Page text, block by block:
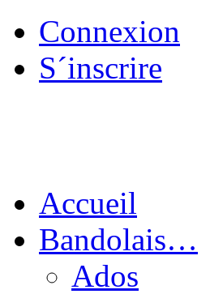
Connexion
S´inscrire
Accueil
Bandolais…
Ados